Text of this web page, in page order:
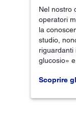
Nel nostro
operatori
la
studio,
riguardanti
glucosio»
Scoprire